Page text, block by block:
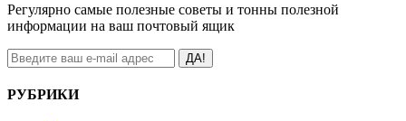
Регулярно самые полезные советы и тонны полезной
информации на ваш почтовый ящик
ДА!
РУБРИКИ